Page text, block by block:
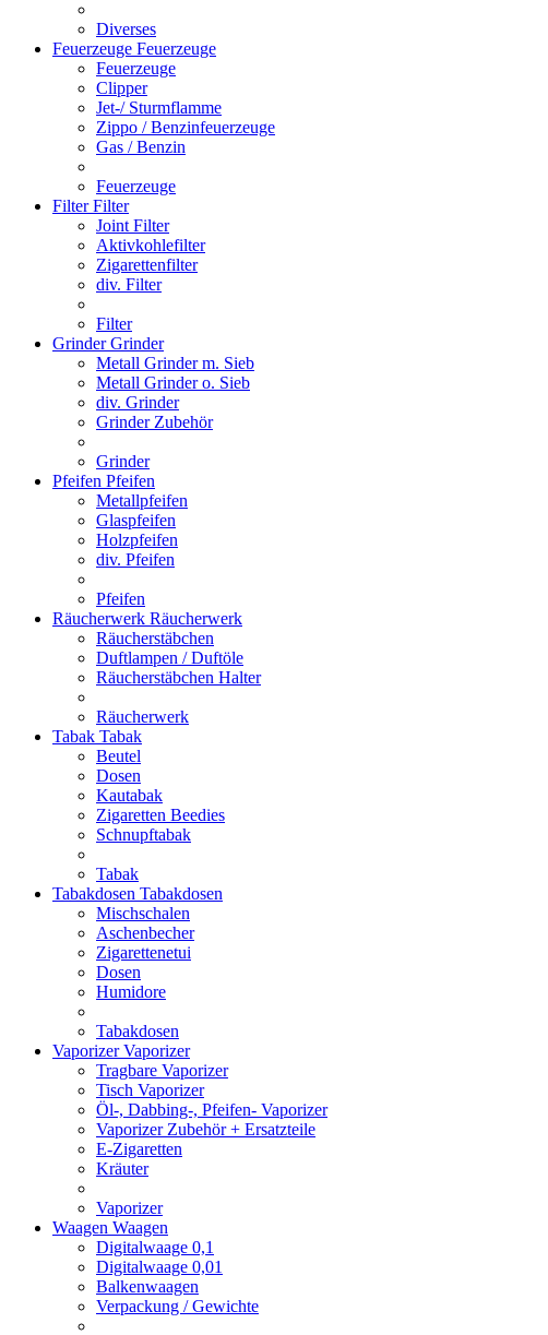
Diverses
Feuerzeuge Feuerzeuge
Feuerzeuge
Clipper
Jet-/ Sturmflamme
Zippo / Benzinfeuerzeuge
Gas / Benzin
Feuerzeuge
FilterFilter
Joint Filter
Aktivkohlefilter
Zigarettenfilter
div. Filter
Filter
GrinderGrinder
Metall Grinder m. Sieb
Metall Grinder o. Sieb
div. Grinder
Grinder Zubehör
Grinder
Pfeifen Pfeifen
Metallpfeifen
Glaspfeifen
Holzpfeifen
div. Pfeifen
Pfeifen
Räucherwerk Räucherwerk
Räucherstäbchen
Duftlampen / Duftöle
Räucherstäbchen Halter
Räucherwerk
Tabak Tabak
Beutel
Dosen
Kautabak
Zigaretten Beedies
Schnupftabak
Tabak
Tabakdosen Tabakdosen
Mischschalen
Aschenbecher
Zigarettenetui
Dosen
Humidore
Tabakdosen
VaporizerVaporizer
Tragbare Vaporizer
Tisch Vaporizer
Öl-, Dabbing-, Pfeifen- Vaporizer
Vaporizer Zubehör + Ersatzteile
E-Zigaretten
Kräuter
Vaporizer
Waagen Waagen
Digitalwaage 0,1
Digitalwaage 0,01
Balkenwaagen
Verpackung / Gewichte